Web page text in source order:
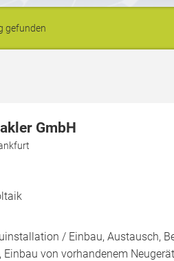
gefunden
GmbH
/ Einbau, Austausch,
von vorhandenem